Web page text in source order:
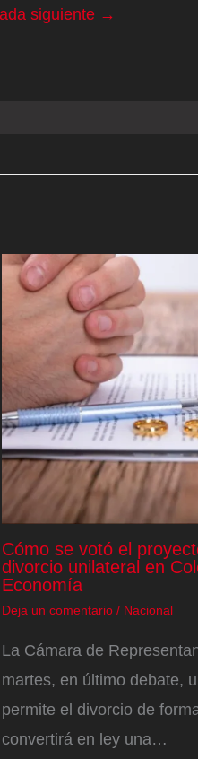
siguiente →
Cómo se votó el
divorcio unilateral en
Economía
Deja un comentario / Nacional
La Cámara de
martes, en último debate,
permite el divorcio de
convertirá en ley una…